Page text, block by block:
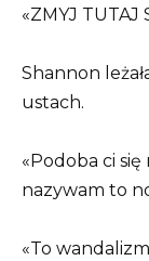
«ZMYJ TUTAJ
Shannon
ustach.
«Podoba ci
nazywam to
«To